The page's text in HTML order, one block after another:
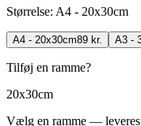
Størrelse: A4 - 20x30cm
A4 - 20x30cm89 kr. A3 -
Tilføj en ramme?
20x30cm
Vælg en ramme — leveres